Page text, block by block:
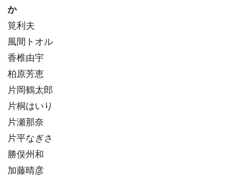
か
筧利夫
風間トオル
香椎由宇
柏原芳恵
片岡鶴太郎
片桐はいり
片瀬那奈
片平なぎさ
勝俣州和
加藤晴彦